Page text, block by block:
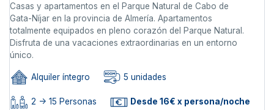
Casas y apartamentos en el Parque Natural de Cabo de
Gata-Níjar en la provincia de Almería. Apartamentos
totalmente equipados en pleno corazón del Parque Natural.
Disfruta de una vacaciones extraordinarias en un entorno
único.
Alquiler íntegro 5 unidades
2 -> 15 Personas Desde 16€ x persona/noche